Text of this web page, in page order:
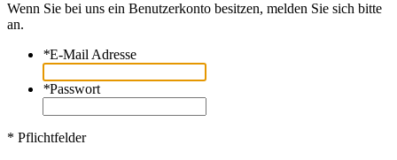
Wenn Sie bei uns ein Benutzerkonto besitzen, melden Sie sich bitte
an.
*E-Mail Adresse
*Passwort
* Pflichtfelder